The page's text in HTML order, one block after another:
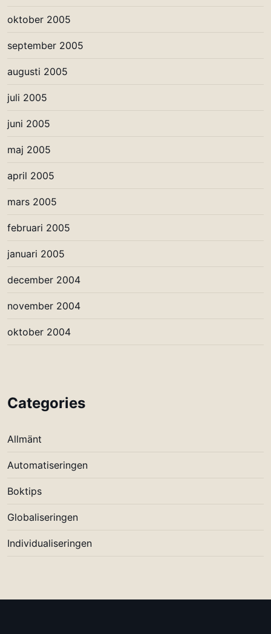
oktober 2005
september 2005
augusti 2005
juli 2005
juni 2005
maj 2005
april 2005
mars 2005
februari 2005
januari 2005
december 2004
november 2004
oktober 2004
Categories
Allmänt
Automatiseringen
Boktips
Globaliseringen
Individualiseringen